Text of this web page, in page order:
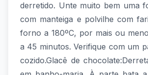
derretido. Unte muito bem uma
com manteiga e polvilhe com
forno a 180ºC, por mais ou
a 45 minutos. Verifique com um
cozido.Glacê de